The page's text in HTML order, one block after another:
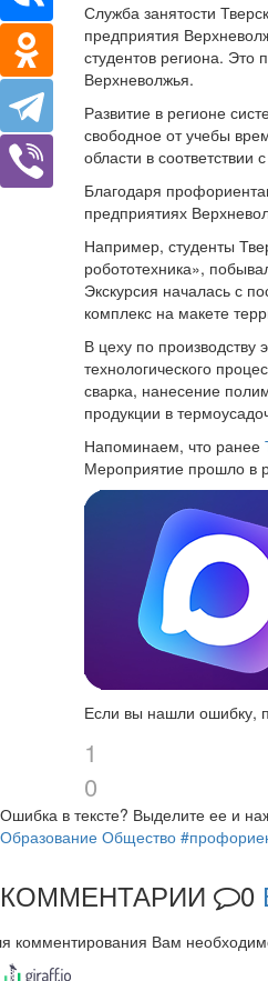
Служба занятости
предприятия
студентов региона.
Верхневолжья.
Развитие в регионе
свободное от учебы
области в
Благодаря
предприятиях
Например, студенты
робототехника»,
Экскурсия началась с
комплекс на макете
В цеху по
технологического
сварка, нанесение
продукции в
Напоминаем, что ранее
Мероприятие прошло в
Если вы нашли ошибку,
1
0
Ошибка в тексте? Выделите ее и
Образование Общество
КОММЕНТАРИИ 0
комментирования Вам